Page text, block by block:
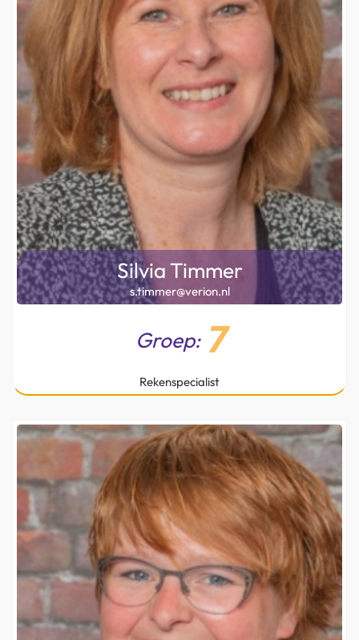
Silvia Timmer
s.timmer@verion.nl
Groep: 7
Rekenspecialist